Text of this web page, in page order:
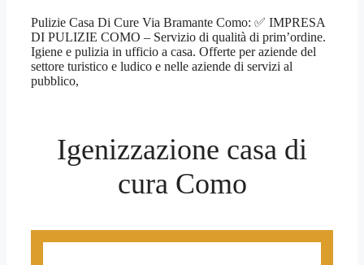
Pulizie Casa Di Cure Via Bramante Como: ✅ IMPRESA
DI PULIZIE COMO – Servizio di qualità di prim’ordine.
Igiene e pulizia in ufficio a casa. Offerte per aziende del
settore turistico e ludico e nelle aziende di servizi al
pubblico,
Igenizzazione casa di
cura Como